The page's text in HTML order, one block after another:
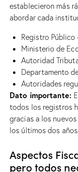
establecieron más
abordar cada
Registro
Ministerio de
Autoridad
Departamento
Autoridades
Dato importante:
todos los registros
gracias a los
los últimos dos años.
Aspectos
pero todos